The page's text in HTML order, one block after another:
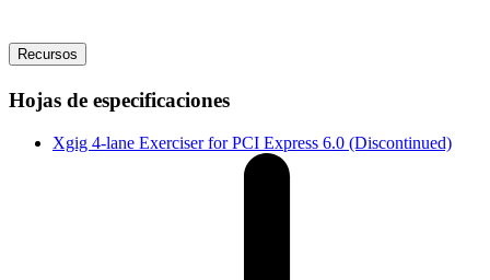
Recursos
Hojas de especificaciones
Xgig 4-lane Exerciser for PCI Express 6.0 (Discontinued)